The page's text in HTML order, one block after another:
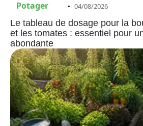
Potager 04/08/2026
Le tableau de dosage pour la
et les tomates : essentiel pour
abondante